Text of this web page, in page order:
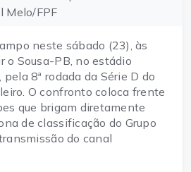
Melo/FPF
neste sábado (23), às
o Sousa-PB, no estádio
pela 8ª rodada da Série D do
O confronto coloca frente
que brigam diretamente
de classificação do Grupo
do canal